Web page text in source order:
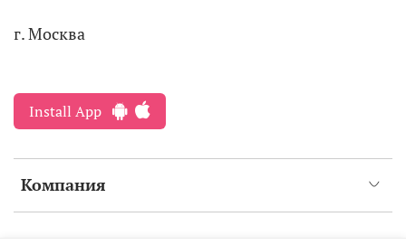
Компания
г. Москва
Install App